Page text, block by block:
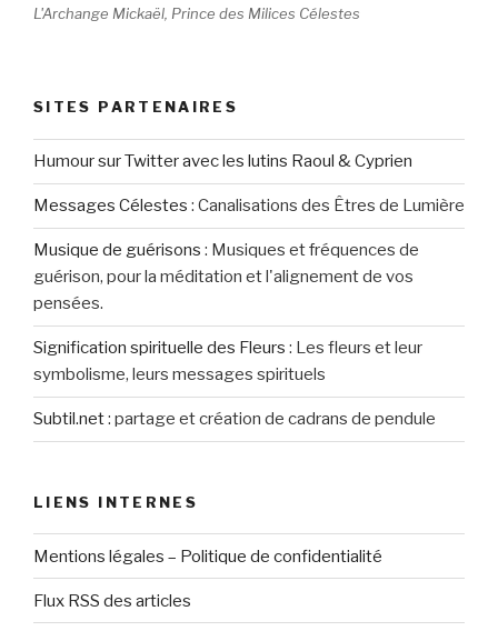
L'Archange Mickaël, Prince des Milices Célestes
SITES PARTENAIRES
Humour sur Twitter avec les lutins Raoul & Cyprien
Messages Célestes : Canalisations des Êtres de Lumière
Musique de guérisons : Musiques et fréquences de
guérison, pour la méditation et l'alignement de vos
pensées.
Signification spirituelle des Fleurs : Les fleurs et leur
symbolisme, leurs messages spirituels
Subtil.net: partage et création de cadrans de pendule
LIENS INTERNES
Mentions légales – Politique de confidentialité
Flux RSS des articles